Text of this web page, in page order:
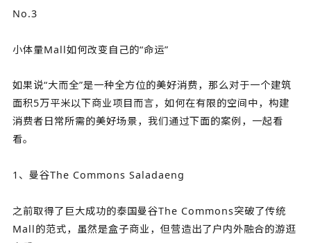
No.3
小体量Mall如何改变自己的“命运”
如果说“大而全”是一种全方位的美好消费，那么对于一个建筑
面积5万平米以下商业项目而言，如何在有限的空间中，构建
消费者日常所需的美好场景，我们通过下面的案例，一起看
看。
1、曼谷The Commons Saladaeng
之前取得了巨大成功的泰国曼谷The Commons突破了传统
Mall的范式，虽然是盒子商业，但营造出了户内外融合的游逛